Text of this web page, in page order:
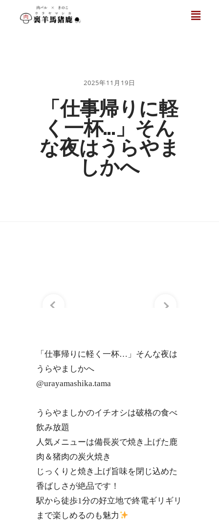
2025年11月19日
「仕事帰りに軽
く一杯…」そん
な夜はうらやま
しかへ
「仕事帰りに軽く一杯…」そんな夜は
うらやましかへ
@urayamashika.tama
うらやましかのイチオシは破格の食べ
飲み放題
人気メニューは備長炭で焼き上げた鹿
肉＆猪肉の炭火焼き
じっくりと焼き上げ旨味を閉じ込めた
香ばしさが絶品です！
駅から徒歩1分の好立地で終電ギリギリ
まで楽しめるのも魅力